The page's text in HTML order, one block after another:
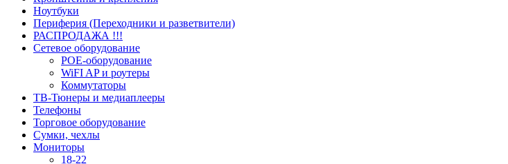
Ноутбуки
Периферия (Переходники и разветвители)
РАСПРОДАЖА !!!
Сетевое оборудование
POE-оборудование
WiFI AP и роутеры
Коммутаторы
ТВ-Тюнеры и медиаплееры
Телефоны
Торговое оборудование
Сумки, чехлы
Мониторы
18-22